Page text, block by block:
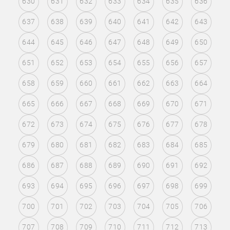
637 638 639 640 641 642 643
644 645 646 647 648 649 650
651 652 653 654 655 656 657
658 659 660 661 662 663 664
665 666 667 668 669 670 671
672 673 674 675 676 677 678
679 680 681 682 683 684 685
686 687 688 689 690 691 692
693 694 695 696 697 698 699
700 701 702 703 704 705 706
707 708 709 710 711 712 713